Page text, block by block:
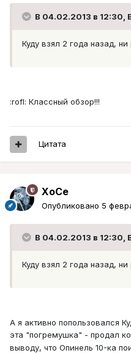
В 04.02.2013 в 12:30,
Куду взял 2 года назад,
:rofl: Классный обзор!!!
Цитата
XoCe
Опубликовано 5
В 04.02.2013 в 12:30,
Куду взял 2 года назад,
А я активно попользовался
эта "погремушка" - продал
выводу, что Опинель 10-ка